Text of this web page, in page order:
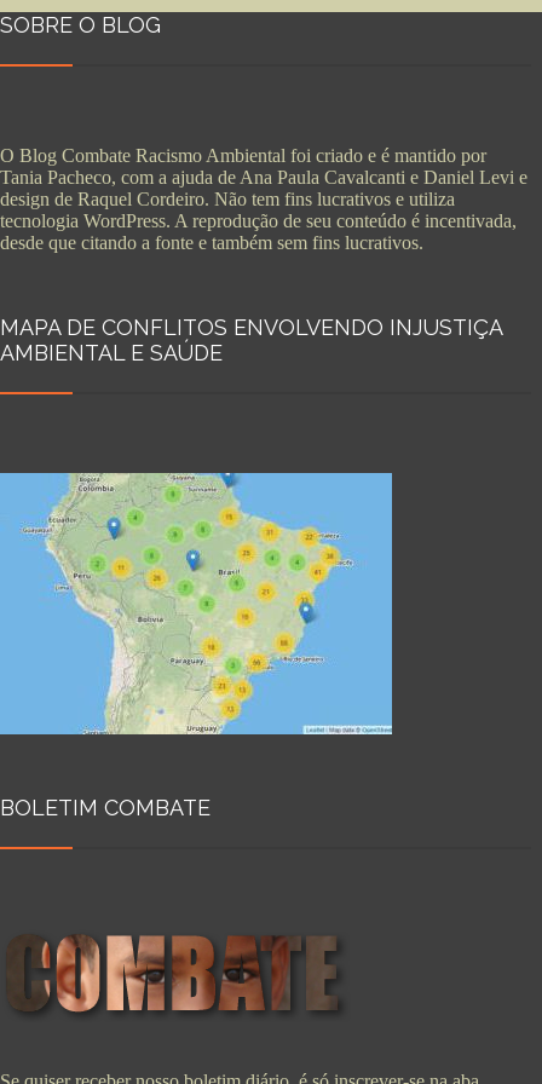
SOBRE O BLOG
O Blog Combate Racismo Ambiental foi criado e é mantido por
Tania Pacheco, com a ajuda de Ana Paula Cavalcanti e Daniel Levi e
design de Raquel Cordeiro. Não tem fins lucrativos e utiliza
tecnologia WordPress. A reprodução de seu conteúdo é incentivada,
desde que citando a fonte e também sem fins lucrativos.
MAPA DE CONFLITOS ENVOLVENDO INJUSTIÇA
AMBIENTAL E SAÚDE
BOLETIM COMBATE